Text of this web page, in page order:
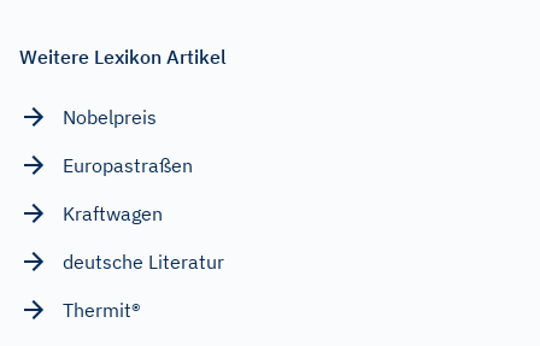
Weitere Lexikon Artikel
Nobelpreis
Europastraßen
Kraftwagen
deutsche Literatur
Thermit®